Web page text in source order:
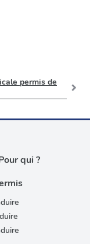
permis de
qui ?